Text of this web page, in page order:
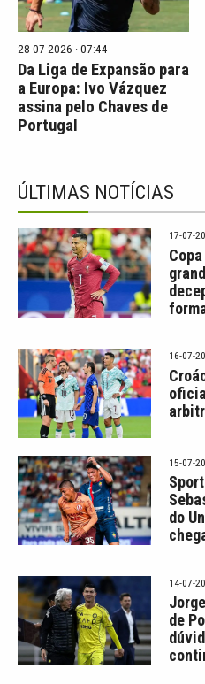
28-07-2026 · 07:44
Da Liga de Expansão para
a Europa: Ivo Vázquez
assina pelo Chaves de
Portugal
ÚLTIMAS NOTÍCIAS
17-07-
16-07-
15-07-
do
14-07-
de